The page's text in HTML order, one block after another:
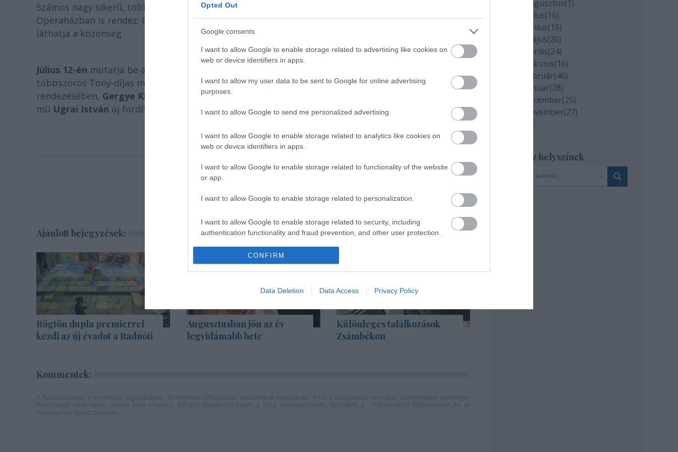
Opted Out
Google consents
I want to allow Google to enable storage related to advertising like cookies on
web or device identifiers in apps.
I want to allow my user data to be sent to Google for online advertising
purposes.
I want to allow Google to send me personalized advertising.
I want to allow Google to enable storage related to analytics like cookies on
web or device identifiers in apps.
I want to allow Google to enable storage related to functionality of the website
or app.
I want to allow Google to enable storage related to personalization.
I want to allow Google to enable storage related to security, including
authentication functionality and fraud prevention, and other user protection.
CONFIRM
Data Deletion Data Access Privacy Policy
Számos nagy sikerű, több díjjal elismert külföldi operarendezés után
Operaházban is rendez. Christoph Willibald Gluck:Iphigenia Taurisbancímű operájátjúnius 22-től
láthatja a közönség.
Július 12-én mutatja be az Átrium Film-Színház és a Kultúrbrigád Jerry Herman és Harvey Fierstein
többszörös Tony-díjas musicaljének,
Az Őrült Nők Ketrecének magyar változatát,Alföldi Róbert
rendezésében, Gergye Krisztián koreográfiájával,
mű Ugrai István új fordításában kerül színre a 2010-es Broadway-felújítás hangszerelésével.
Ajánlott bejegyzések:
Rögtön dupla premierrel
kezdi az új évadot a Radnóti
Augusztusban jön az év
legvidámabb hete
Különleges találkozások
Zsámbékon
Kommentek:
2020 augusztus(1)
2020 július(16)
2020 június(15)
2020 május(20)
2020 április(24)
2020 március(16)
2020 február(46)
2020 január(28)
2019 december(25)
2019 november(27)
...
Szinház helyszínek